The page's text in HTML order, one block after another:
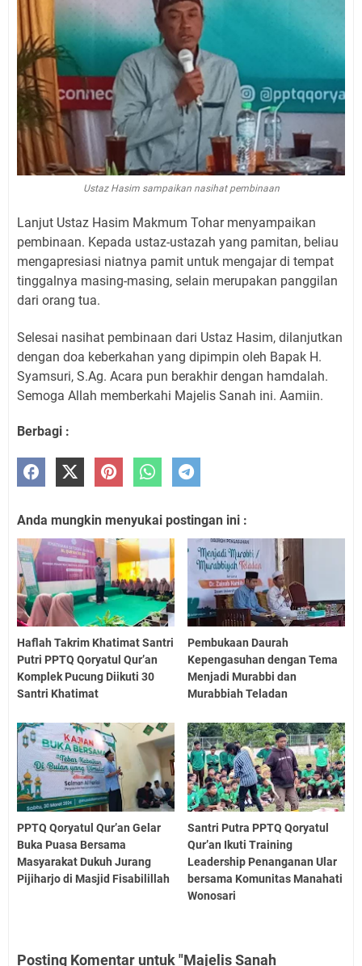
Ustaz Hasim sampaikan nasihat pembinaan
Lanjut Ustaz Hasim Makmum Tohar menyampaikan
pembinaan. Kepada ustaz-ustazah yang pamitan, beliau
mengapresiasi niatnya pamit untuk mengajar di tempat
tinggalnya masing-masing, selain merupakan panggilan
dari orang tua.
Selesai nasihat pembinaan dari Ustaz Hasim, dilanjutkan
dengan doa keberkahan yang dipimpin oleh Bapak H.
Syamsuri, S.Ag. Acara pun berakhir dengan hamdalah.
Semoga Allah memberkahi Majelis Sanah ini. Aamiin.
Berbagi :
Anda mungkin menyukai postingan ini :
Haflah Takrim Khatimat Santri
Putri PPTQ Qoryatul Qur’an
Komplek Pucung Diikuti 30
Santri Khatimat
Pembukaan Daurah
Kepengasuhan dengan Tema
Menjadi Murabbi dan
Murabbiah Teladan
PPTQ Qoryatul Qur’an Gelar
Buka Puasa Bersama
Masyarakat Dukuh Jurang
Pijiharjo di Masjid Fisabilillah
Santri Putra PPTQ Qoryatul
Qur’an Ikuti Training
Leadership Penanganan Ular
bersama Komunitas Manahati
Wonosari
Posting Komentar untuk "Majelis Sanah